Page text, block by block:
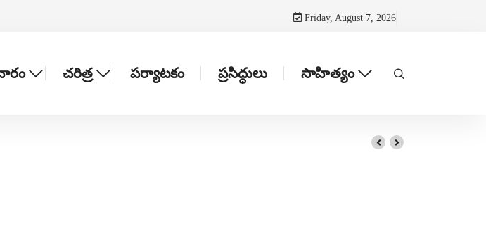
Friday, August 7, 2026
చరిత్ర పర్యాటకం ప్రసిద్ధులు సాహిత్యం